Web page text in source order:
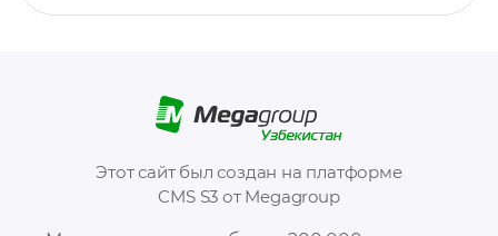
Этот сайт был создан на платформе
CMS S3 от Megagroup